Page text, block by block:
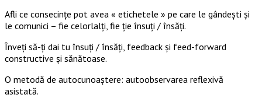
Afli ce consecinţe pot avea « etichetele » pe care le gândești şi
le comunici – fie celorlalţi, fie ție însuți / însăți.
Înveți să-ți dai tu însuți / însăți, feedback şi feed-forward
constructive și sănătoase.
O metodă de autocunoaştere: autoobservarea reflexivă
asistată.